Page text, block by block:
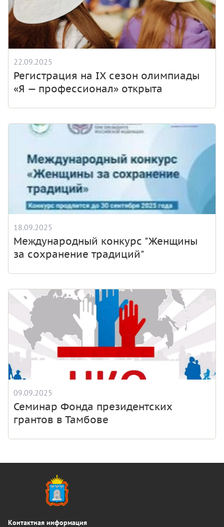
22.09.2025
Регистрация на IX сезон олимпиады
«Я — профессионал» открыта
18.09.2025
Международный конкурс "Женщины
за сохранение традиций"
09.09.2025
Семинар Фонда президентских
грантов в Тамбове
Контактная информация